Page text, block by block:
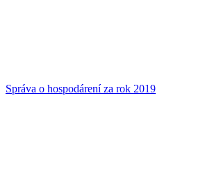
Správa o hospodárení za rok 2019